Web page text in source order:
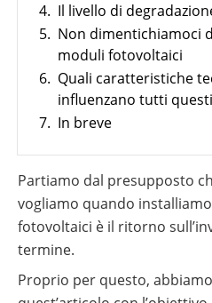
inverter
fotovoltaici
Tabelle
comparative
materiale
fotovoltaico
materiale
fotovoltaico
Calcolatore
di
autoconsumo
Case
Sistemi
monitoraggio
coupling
Panoramica
Generale
Wallbox
ricarica
Strumenti
Panoramica
e
di
ricarica
per
veicoli
News
Strumenti utili
Panoramica
Supporto
lavoro
quotidiano
di
installatore
Strumenti
progettazione
Negozio online
Italia
4. Il livello di
5. Non dimentichiamoci
moduli fotovoltaici
6. Quali caratteristiche
influenzano tutti
7. In breve
Partiamo dal presupposto
vogliamo quando
fotovoltaici è il ritorno
termine.
Proprio per questo,